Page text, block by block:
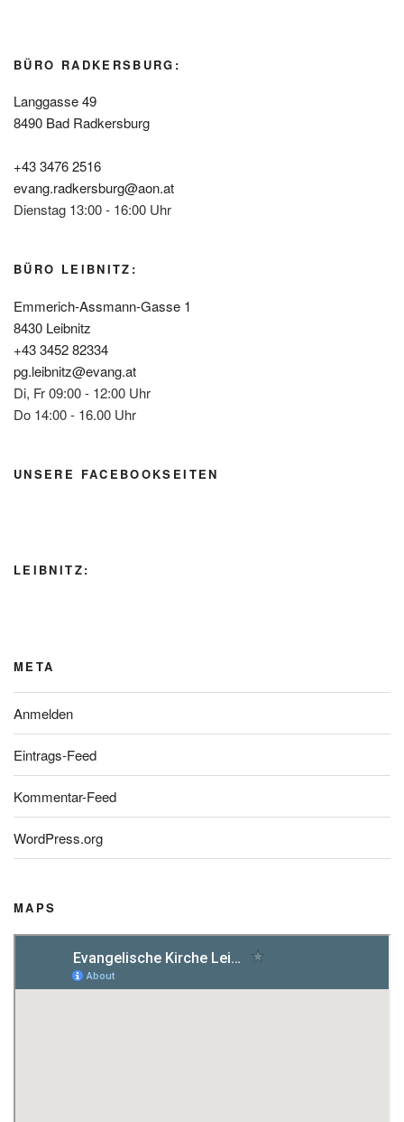
BÜRO RADKERSBURG:
Langgasse 49
8490 Bad Radkersburg
+43 3476 2516
evang.radkersburg@aon.at
Dienstag 13:00 - 16:00 Uhr
BÜRO LEIBNITZ:
Emmerich-Assmann-Gasse 1
8430 Leibnitz
+43 3452 82334
pg.leibnitz@evang.at
Di, Fr 09:00 - 12:00 Uhr
Do 14:00 - 16.00 Uhr
UNSERE FACEBOOKSEITEN
LEIBNITZ:
META
Anmelden
Eintrags-Feed
Kommentar-Feed
WordPress.org
MAPS